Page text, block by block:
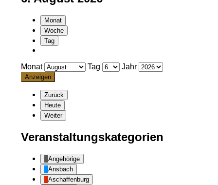
Monat
Woche
Tag
Monat Tag Jahr
Zurück
Heute
Weiter
Veranstaltungskategorien
Angehörige
Ansbach
Aschaffenburg